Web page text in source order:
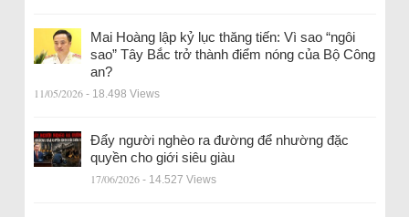
Mai Hoàng lập kỷ lục thăng tiến: Vì sao “ngôi
sao” Tây Bắc trở thành điểm nóng của Bộ Công
an?
11/05/2026 - 18.498 Views
Đẩy người nghèo ra đường để nhường đặc
quyền cho giới siêu giàu
17/06/2026 - 14.527 Views